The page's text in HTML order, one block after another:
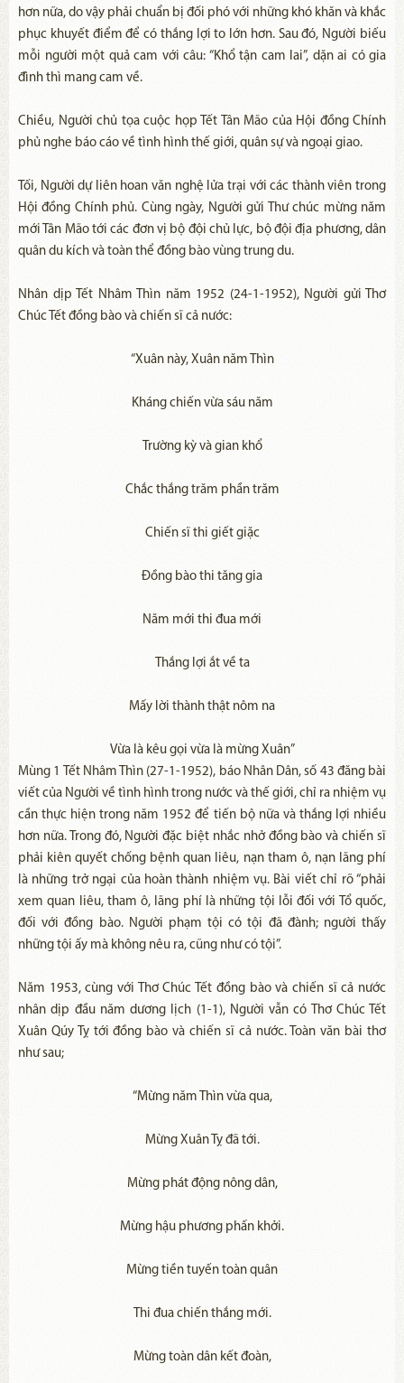
hơn nữa, do vậy phải chuẩn bị đối phó với những khó khăn và khắc
phục khuyết điểm để có thắng lợi to lớn hơn. Sau đó, Người biếu
mỗi người một quả cam với câu: “Khổ tận cam lai”, dặn ai có gia
đình thì mang cam về.
Chiều, Người chủ tọa cuộc họp Tết Tân Mão của Hội đồng Chính
phủ nghe báo cáo về tình hình thế giới, quân sự và ngoại giao.
Tối, Người dự liên hoan văn nghệ lửa trại với các thành viên trong
Hội đồng Chính phủ. Cùng ngày, Người gửi Thư chúc mừng năm
mới Tân Mão tới các đơn vị bộ đội chủ lực, bộ đội địa phương, dân
quân du kích và toàn thể đồng bào vùng trung du.
Nhân dịp Tết Nhâm Thìn năm 1952 (24-1-1952), Người gửi Thơ
Chúc Tết đồng bào và chiến sĩ cả nước:
“Xuân này, Xuân năm Thìn
Kháng chiến vừa sáu năm
Trường kỳ và gian khổ
Chắc thắng trăm phần trăm
Chiến sĩ thi giết giặc
Đồng bào thi tăng gia
Năm mới thi đua mới
Thắng lợi ắt về ta
Mấy lời thành thật nôm na
Vừa là kêu gọi vừa là mừng Xuân”
Mùng 1 Tết Nhâm Thìn (27-1-1952), báo Nhân Dân, số 43 đăng bài
viết của Người về tình hình trong nước và thế giới, chỉ ra nhiệm vụ
cần thực hiện trong năm 1952 để tiến bộ nữa và thắng lợi nhiều
hơn nữa. Trong đó, Người đặc biệt nhắc nhở đồng bào và chiến sĩ
phải kiên quyết chống bệnh quan liêu, nạn tham ô, nạn lãng phí
là những trở ngại của hoàn thành nhiệm vụ. Bài viết chỉ rõ “phải
xem quan liêu, tham ô, lãng phí là những tội lỗi đối với Tổ quốc,
đối với đồng bào. Người phạm tội có tội đã đành; người thấy
những tội ấy mà không nêu ra, cũng như có tội”.
Năm 1953, cùng với Thơ Chúc Tết đồng bào và chiến sĩ cả nước
nhân dịp đầu năm dương lịch (1-1), Người vẫn có Thơ Chúc Tết
Xuân Qúy Tỵ tới đồng bào và chiến sĩ cả nước. Toàn văn bài thơ
như sau;
“Mừng năm Thìn vừa qua,
Mừng Xuân Tỵ đã tới.
Mừng phát động nông dân,
Mừng hậu phương phấn khởi.
Mừng tiền tuyến toàn quân
Thi đua chiến thắng mới.
Mừng toàn dân kết đoàn,